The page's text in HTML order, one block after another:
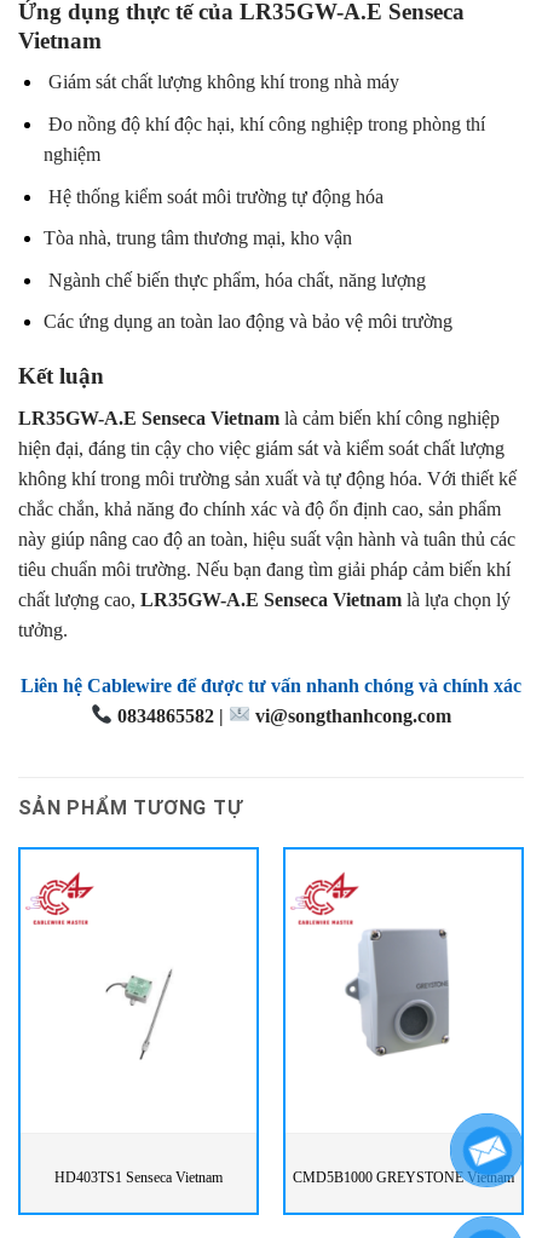
Ứng dụng thực tế của LR35GW-A.E Senseca
Vietnam
Giám sát chất lượng không khí trong nhà máy
Đo nồng độ khí độc hại, khí công nghiệp trong phòng thí
nghiệm
Hệ thống kiểm soát môi trường tự động hóa
Tòa nhà, trung tâm thương mại, kho vận
Ngành chế biến thực phẩm, hóa chất, năng lượng
Các ứng dụng an toàn lao động và bảo vệ môi trường
Kết luận
LR35GW-A.E Senseca Vietnam là cảm biến khí công nghiệp
hiện đại, đáng tin cậy cho việc giám sát và kiểm soát chất lượng
không khí trong môi trường sản xuất và tự động hóa. Với thiết kế
chắc chắn, khả năng đo chính xác và độ ổn định cao, sản phẩm
này giúp nâng cao độ an toàn, hiệu suất vận hành và tuân thủ các
tiêu chuẩn môi trường. Nếu bạn đang tìm giải pháp cảm biến khí
chất lượng cao, LR35GW-A.E Senseca Vietnam là lựa chọn lý
tưởng.
Liên hệ Cablewire để được tư vấn nhanh chóng và chính xác
0834865582 |
vi@songthanhcong.com
SẢN PHẨM TƯƠNG TỰ
HD403TS1 Senseca Vietnam CMD5B1000 GREYSTONE Vietnam